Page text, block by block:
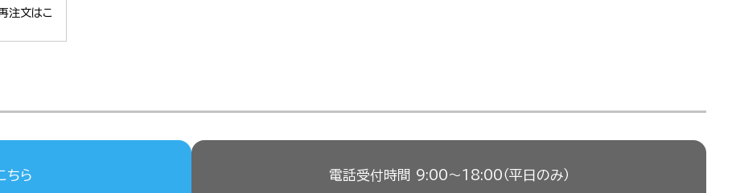
注文はこ
ちら 電話受付時間 9:00〜18:00（平日のみ）